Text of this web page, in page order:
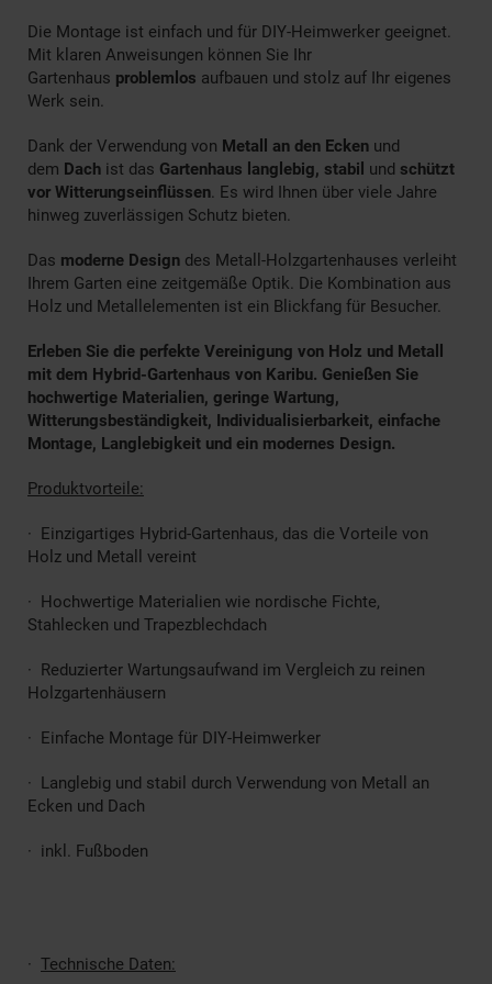
Die Montage ist einfach und für DIY-Heimwerker geeignet.
Mit klaren Anweisungen können Sie Ihr
Gartenhaus problemlos aufbauen und stolz auf Ihr eigenes
Werk sein.
Dank der Verwendung von Metall an den Ecken und
dem Dach ist das Gartenhaus langlebig, stabil und schützt
vor Witterungseinflüssen. Es wird Ihnen über viele Jahre
hinweg zuverlässigen Schutz bieten.
Das moderne Design des Metall-Holzgartenhauses verleiht
Ihrem Garten eine zeitgemäße Optik. Die Kombination aus
Holz und Metallelementen ist ein Blickfang für Besucher.
Erleben Sie die perfekte Vereinigung von Holz und Metall
mit dem Hybrid-Gartenhaus von Karibu. Genießen Sie
hochwertige Materialien, geringe Wartung,
Witterungsbeständigkeit, Individualisierbarkeit, einfache
Montage, Langlebigkeit und ein modernes Design.
Produktvorteile:
· Einzigartiges Hybrid-Gartenhaus, das die Vorteile von
Holz und Metall vereint
· Hochwertige Materialien wie nordische Fichte,
Stahlecken und Trapezblechdach
· Reduzierter Wartungsaufwand im Vergleich zu reinen
Holzgartenhäusern
· Einfache Montage für DIY-Heimwerker
· Langlebig und stabil durch Verwendung von Metall an
Ecken und Dach
· inkl. Fußboden
· Technische Daten: